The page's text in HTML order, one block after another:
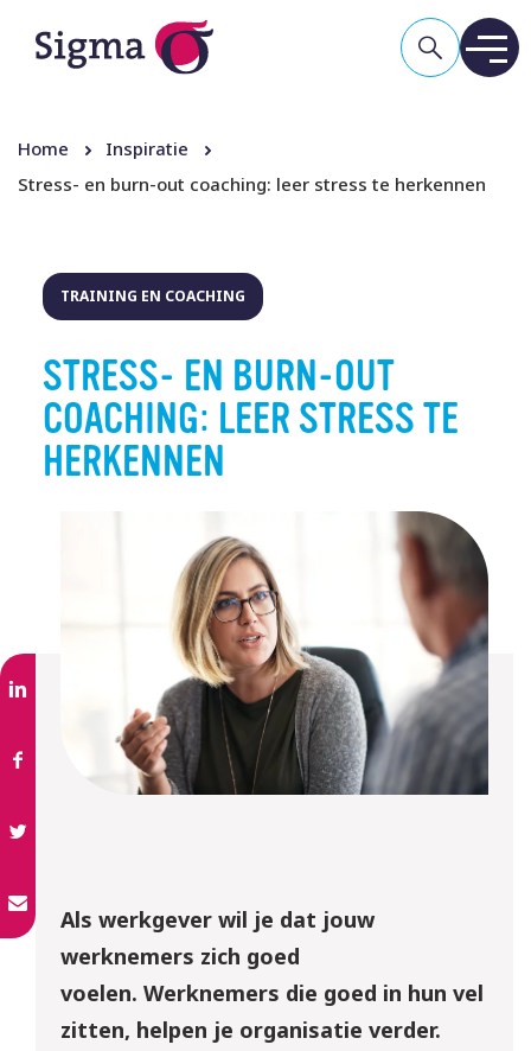
Home
Inspiratie
Stress- en burn-out coaching: leer stress te herkennen
TRAINING EN COACHING
STRESS- EN BURN-OUT
COACHING: LEER STRESS TE
HERKENNEN
Als werkgever wil je dat jouw
werknemers zich goed
voelen. Werknemers die goed in hun vel
zitten, helpen je organisatie verder.